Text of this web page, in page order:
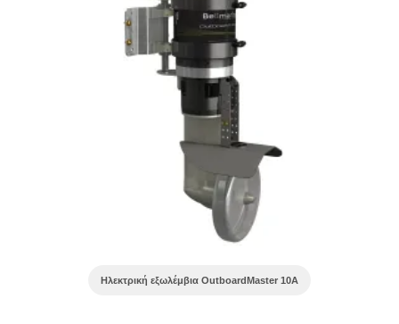
Ηλεκτρική εξωλέμβια OutboardMaster 10A